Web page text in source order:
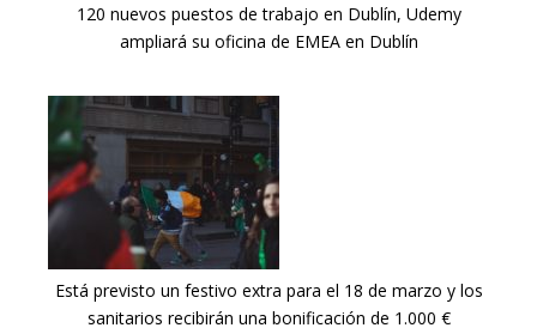
120 nuevos puestos de trabajo en Dublín, Udemy
ampliará su oficina de EMEA en Dublín
Está previsto un festivo extra para el 18 de marzo y los
sanitarios recibirán una bonificación de 1.000 €